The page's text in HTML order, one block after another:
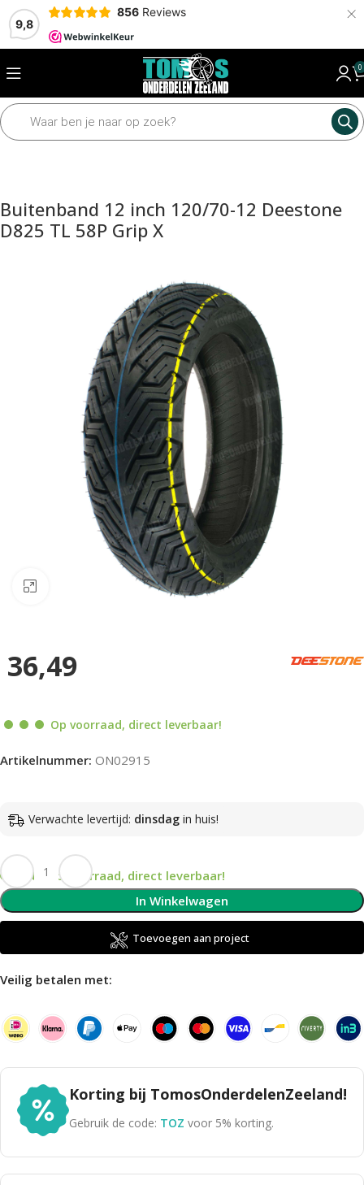
9,8
856 Reviews ×
0
Home Framedelen Banden Buitenbanden
Buitenband 12 inch 120/70-12 Deestone
D825 TL 58P Grip X
Klik om te vergroten
36,49
Op voorraad, direct leverbaar!
Artikelnummer: ON02915
Verwachte levertijd: dinsdag in huis!
Op voorraad, direct leverbaar!
In Winkelwagen
Toevoegen aan project
Veilig betalen met:
Korting bij TomosOnderdelenZeeland!
Gebruik de code: TOZ voor 5% korting.